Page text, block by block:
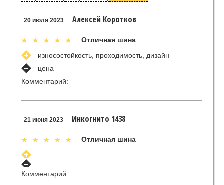
20 июля 2023 Алексей Коротков
Отличная шина
износостойкость, проходимость, дизайн
цена
Комментарий:
21 июня 2023 Инкогнито 1438
Отличная шина
Комментарий: